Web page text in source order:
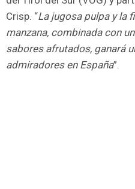
Crisp. “La jugosa pulpa y la
manzana, combinada con
sabores afrutados, ganará
admiradores en España”.